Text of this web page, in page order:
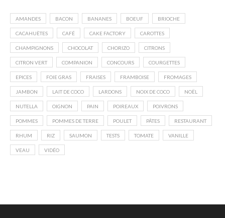
AMANDES BACON BANANES BOEUF BRIOCHE
CACAHUÈTES CAFÉ CAKE FACTORY CAROTTES
CHAMPIGNONS CHOCOLAT CHORIZO CITRONS
CITRON VERT COMPANION CONCOURS COURGETTES
EPICES FOIE GRAS FRAISES FRAMBOISE FROMAGES
JAMBON LAIT DE COCO LARDONS NOIX DE COCO NOËL
NUTELLA OIGNON PAIN POIREAUX POIVRONS
POMMES POMMES DE TERRE POULET PÂTES RESTAURANT
RHUM RIZ SAUMON TESTS TOMATE VANILLE
VEAU VIDÉO